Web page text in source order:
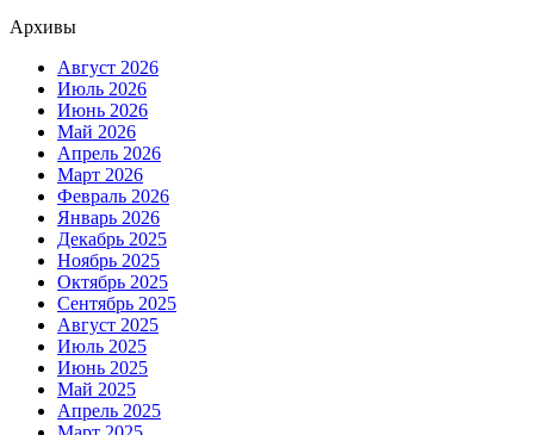
Архивы
Август 2026
Июль 2026
Июнь 2026
Май 2026
Апрель 2026
Март 2026
Февраль 2026
Январь 2026
Декабрь 2025
Ноябрь 2025
Октябрь 2025
Сентябрь 2025
Август 2025
Июль 2025
Июнь 2025
Май 2025
Апрель 2025